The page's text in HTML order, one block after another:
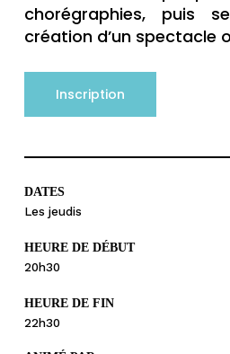
chorégraphies, puis
création d’un spectacle
Inscription
DATES
Les jeudis
HEURE DE DÉBUT
20h30
HEURE DE FIN
22h30